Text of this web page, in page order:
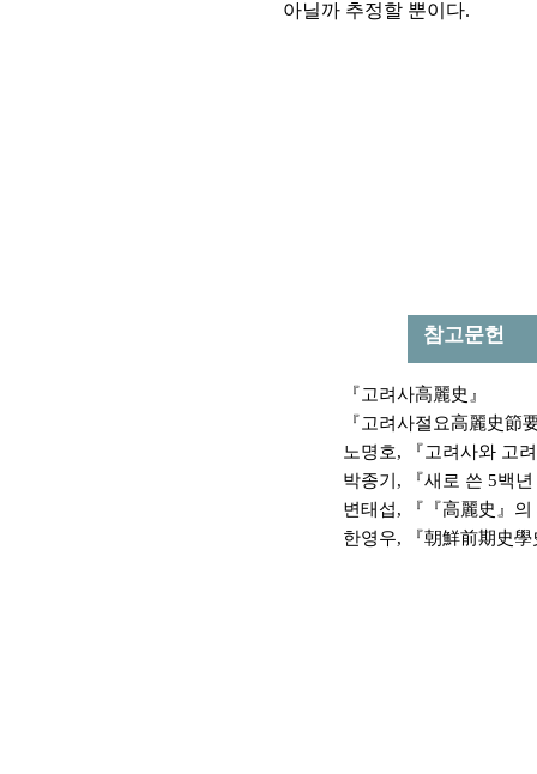
아닐까 추정할 뿐이다.
참고문헌
『고려사高麗史 』
『고려사절요高麗史節
노명호, 『고려사와 고
박종기 , 『새로 쓴5백
변태섭, 『『高麗史 』 의
한영우, 『朝鮮前期史學